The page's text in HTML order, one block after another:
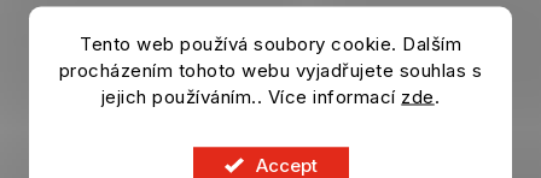
Tento web používá soubory cookie. Dalším
procházením tohoto webu vyjadřujete souhlas s
jejich používáním.. Více informací zde.
Accept